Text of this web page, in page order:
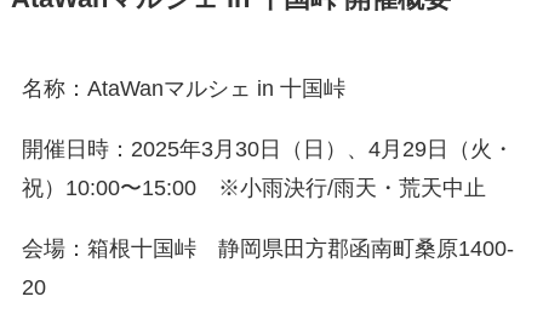
名称：AtaWanマルシェ in 十国峠
開催日時：2025年3月30日（日）、4月29日（火・
祝）10:00〜15:00 ※小雨決行/雨天・荒天中止
会場：箱根十国峠 静岡県田方郡函南町桑原1400-
20